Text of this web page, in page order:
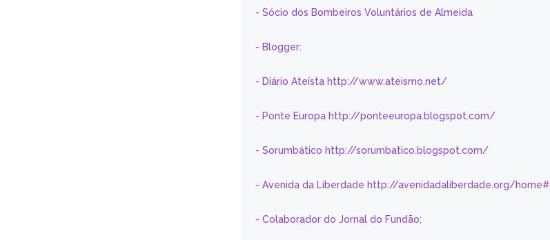
- Sócio dos Bombeiros Voluntários de Almeida
- Blogger:
- Diário Ateísta http://www.ateismo.net/
- Ponte Europa http://ponteeuropa.blogspot.com/
- Sorumbático http://sorumbatico.blogspot.com/
- Avenida da Liberdade http://avenidadaliberdade.org/home#
- Colaborador do Jornal do Fundão;